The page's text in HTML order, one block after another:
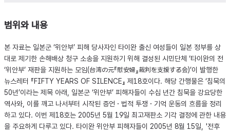
범위와 내용
본 자료는 일본군 ‘위안부’ 피해 당사자인 타이완 출신 여성들이 일본 정부를 상
대로 제기한 손해배상 청구 소송을 지원하기 위해 결성된 시민단체 ‘타이완의 전
‘위안부’ 재판을 지원하는 모임(台湾の元『慰安婦』裁判を支援する会)’이 발행한
뉴스레터 『FIFTY YEARS OF SILENCE』 제18호이다. 해당 간행물은 ‘침묵의
50년’이라는 제목 아래, 일본군 ‘위안부’ 피해자들이 수십 년간 침묵을 강요당한
역사와, 이를 깨고 나서부터 시작된 증언・법적 투쟁・기억 운동의 흐름을 정리
하고 있다. 이번 제18호는 2005년 5월 19일 최고재판소 기각 결정에 관한 내용
을 주요하게 다루고 있다. 타이완 위안부 피해자들이 2005년 8월 15일, '전후